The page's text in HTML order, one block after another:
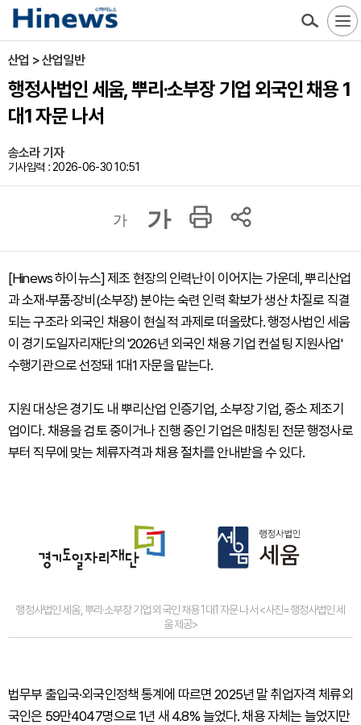
산업 > 산업일반
행정사법인 세움, 뿌리·소부장 기업 외국인 채용 1
대1 자문 나서
송소라 기자
기사입력 : 2026-06-30 10:51
가 가
[Hinews 하이뉴스] 제조 현장의 인력난이 이어지는 가운데, 뿌리산업
과 소재·부품·장비(소부장) 분야는 숙련 인력 확보가 생산 차질로 직결
되는 구조라 외국인 채용이 현실적 과제로 떠올랐다. 행정사법인 세움
이 경기도일자리재단의 '2026년 외국인 채용 기업 컨설팅 지원사업'
수행기관으로 선정돼 1대1 자문을 맡는다.
지원 대상은 경기도 내 뿌리산업 인증기업, 소부장 기업, 중소 제조기
업이다. 채용을 검토 중이거나 진행 중인 기업은 매칭된 전문 행정사로
부터 직무에 맞는 체류자격과 채용 절차를 안내받을 수 있다.
행정사법인 세움, 뿌리·소부장 기업 외국인 채용 1대1 자문 나서 <사진=행정사법인 세
움 제공>
법무부 출입국·외국인정책 통계에 따르면 2025년 말 취업자격 체류외
국인은 59만4047명으로 1년 새 4.8% 늘었다. 채용 자체는 늘었지만